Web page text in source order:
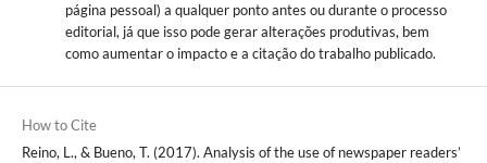
página pessoal) a qualquer ponto antes ou durante o processo
editorial, já que isso pode gerar alterações produtivas, bem
como aumentar o impacto e a citação do trabalho publicado.
How to Cite
Reino, L., & Bueno, T. (2017). Analysis of the use of newspaper readers’